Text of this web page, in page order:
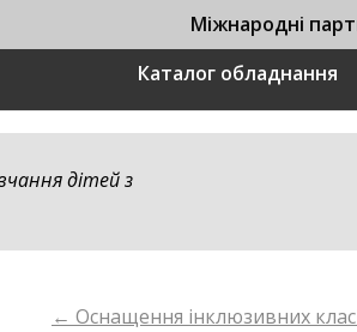
Міжнародні
Каталог обладнання
дітей з
←Оснащення інклюзивних